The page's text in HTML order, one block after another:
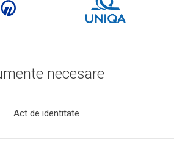
necesare
Act de identitate